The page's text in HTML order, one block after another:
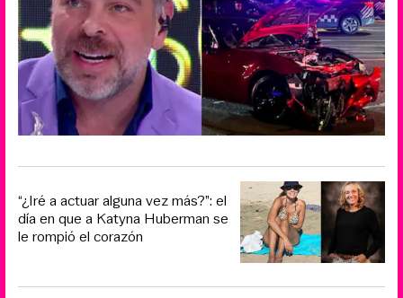
“¿Iré a actuar alguna vez más?”: el
día en que a Katyna Huberman se
le rompió el corazón